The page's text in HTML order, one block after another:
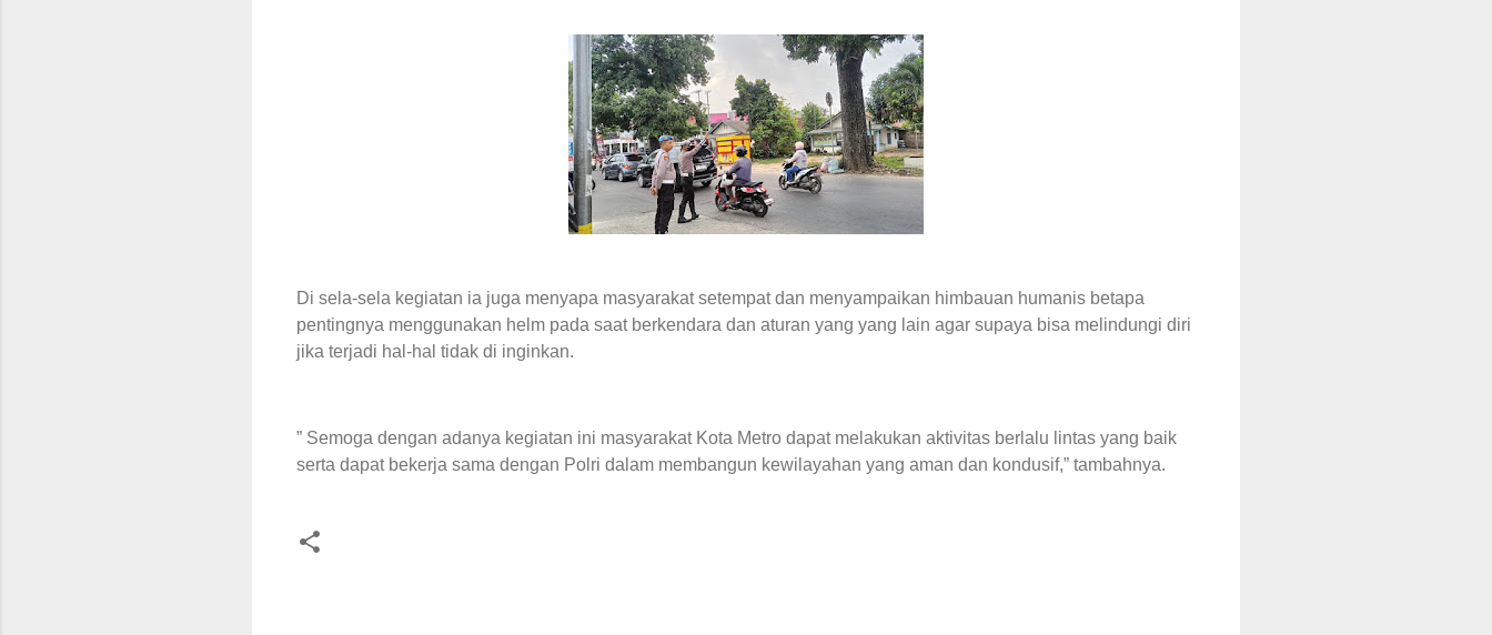
Di sela-sela kegiatan ia juga menyapa masyarakat setempat dan menyampaikan himbauan humanis betapa
pentingnya menggunakan helm pada saat berkendara dan aturan yang yang lain agar supaya bisa melindungi diri
jika terjadi hal-hal tidak di inginkan.
” Semoga dengan adanya kegiatan ini masyarakat Kota Metro dapat melakukan aktivitas berlalu lintas yang baik
serta dapat bekerja sama dengan Polri dalam membangun kewilayahan yang aman dan kondusif,” tambahnya.